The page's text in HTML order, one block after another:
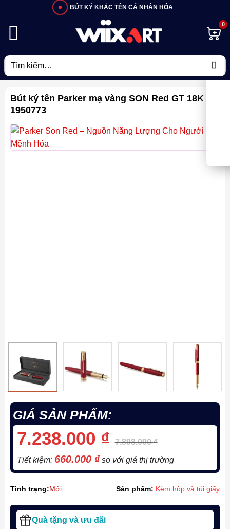
BÚT KÝ KHẮC TÊN CÁ NHÂN HÓA
Tìm
kiếm:
Bút ký tên Parker mạ vàng SON Red GT 18K TB
1950773
GIÁ SẢN PHẨM:
7.238.000 ₫ 7.898.000₫
Tiết kiệm: 660.000 ₫so với giá thị trường
Tình trạng:Mới Sản phẩm: Kèm hộp và túi giấy
Quà tặng và ưu đãi